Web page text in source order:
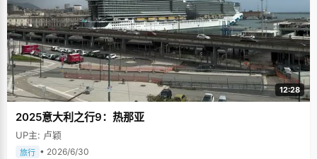
12:28
2025意大利之行9：热那亚
UP主: 卢颖
旅行 • 2026/6/30